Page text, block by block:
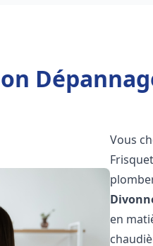
Vous
en